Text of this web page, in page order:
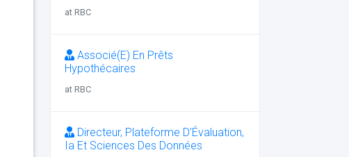
at RBC
Associé(E) En Prêts
Hypothécaires
at RBC
Directeur, Plateforme D’Évaluation,
Ia Et Sciences Des Données